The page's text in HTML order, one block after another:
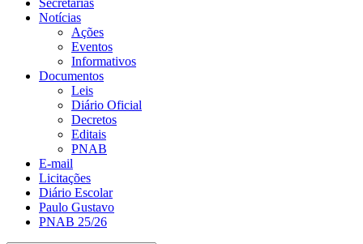
Secretarias
Notícias
Ações
Eventos
Informativos
Documentos
Leis
Diário Oficial
Decretos
Editais
PNAB
E-mail
Licitações
Diário Escolar
Paulo Gustavo
PNAB 25/26